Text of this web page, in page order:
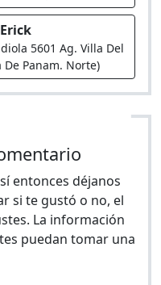
5601 Ag. Villa Del
De Panam. Norte)
entonces déjanos
si te gustó o no, el
La información
puedan tomar una